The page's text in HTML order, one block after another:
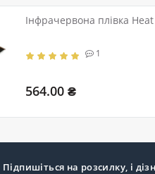
Інфрачервона плівка
1
564.00 ₴
Підпишіться на розсилку, і